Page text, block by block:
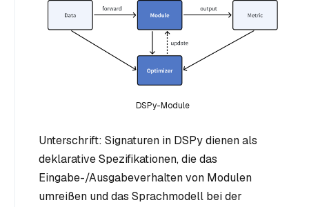
DSPy-Module
Unterschrift: Signaturen in DSPy dienen als
deklarative Spezifikationen, die das
Eingabe-/Ausgabeverhalten von Modulen
umreißen und das Sprachmodell bei der